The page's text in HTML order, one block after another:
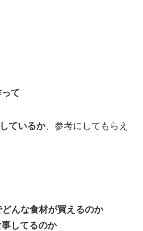
て
ているか、参考にしてもらえ
んな食材が買えるのか
してるのか